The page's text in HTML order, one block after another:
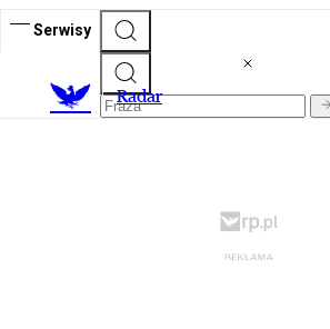
Serwisy
Radar